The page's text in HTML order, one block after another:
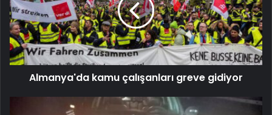
Almanya'da kamu çalışanları greve gidiyor